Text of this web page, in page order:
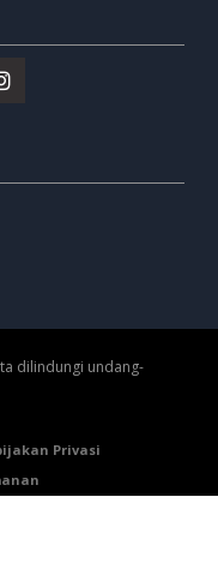
dilindungi undang-
Privasi